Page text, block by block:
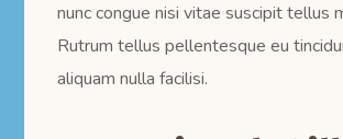
nunc congue nisi vitae suscipit tellus
Rutrum tellus pellentesque eu
aliquam nulla facilisi.